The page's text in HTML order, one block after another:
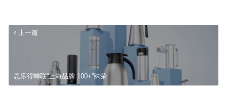
上一篇
思乐得蝉联“上海品牌 100+”殊荣